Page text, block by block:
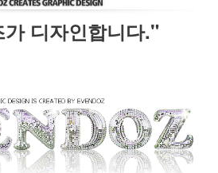
디자인합니다."